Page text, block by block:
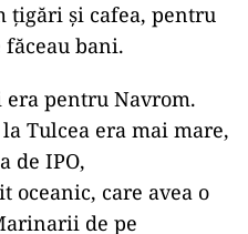
ţigări şi cafea, pentru
făceau bani.
pentru Navrom.
Tulcea era mai mare,
de IPO,
oceanic, care avea o
de pe